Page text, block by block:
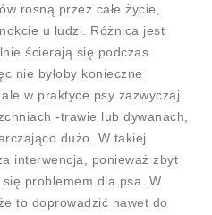
rosną przez całe życie,
u ludzi. Różnica jest
ścierają się podczas
nie byłoby konieczne
w praktyce psy zazwyczaj
-trawie lub dywanach,
dużo. W takiej
interwencja, ponieważ zbyt
problemem dla psa. W
to doprowadzić nawet do